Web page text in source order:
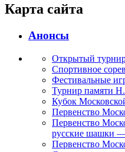
Карта сайта
Анонсы
Открытый
Спортивное
Фестивальные
Турнир памяти
Кубок
Первенство
Первенство
русские шашки —
Первенство